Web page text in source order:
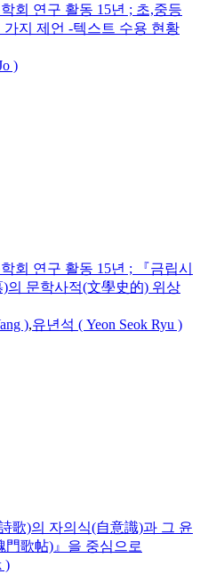
회 연구 활동 15년 ; 초,중등
지 제언 -텍스트 수용 현황
)
회 연구 활동 15년 ; 『금립시
의 문학사적(文學史的) 위상
),유년석 ( Yeon Seok Ryu )
歌)의 자의식(自意識)과 그 윤
門歌帖)』을 중심으로
)